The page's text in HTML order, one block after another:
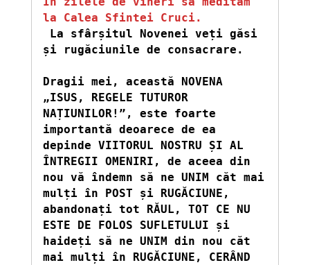
la Calea Sfintei Cruci.
La sfârșitul Novenei veți găsi
și rugăciunile de consacrare.
Dragii mei, această NOVENA
„ISUS, REGELE TUTUROR
NAȚIUNILOR!”, este foarte
importantă deoarece de ea
depinde VIITORUL NOSTRU ȘI AL
ÎNTREGII OMENIRI, de aceea din
nou vă îndemn să ne UNIM căt mai
mulți în POST și RUGĂCIUNE,
abandonați tot RĂUL, TOT CE NU
ESTE DE FOLOS SUFLETULUI și
haideți să ne UNIM din nou căt
mai mulți în RUGĂCIUNE, CERÂND